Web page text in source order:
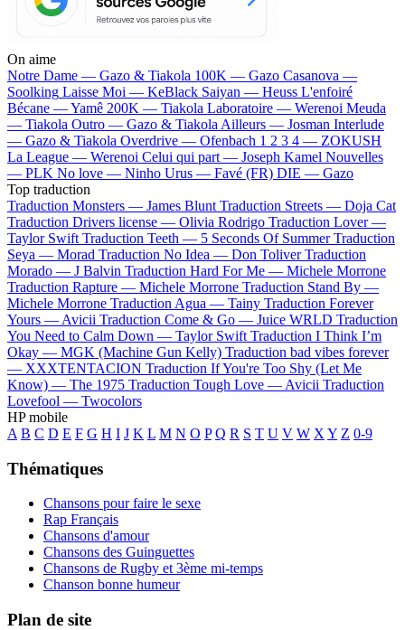
On aime
Notre Dame — Gazo & Tiakola 100K — Gazo Casanova —
Soolking Laisse Moi — KeBlack Saiyan — Heuss L'enfoiré
Bécane —Yamê 200K — Tiakola Laboratoire — Werenoi Meuda
— Tiakola Outro — Gazo & Tiakola Ailleurs — Josman Interlude
— Gazo & Tiakola Overdrive — Ofenbach 1 2 3 4 — ZOKUSH
La League — Werenoi Celui qui part — Joseph Kamel Nouvelles
— PLK No love — Ninho Urus — Favé (FR) DIE — Gazo
Top traduction
Traduction Monsters — James Blunt Traduction Streets — Doja Cat
Traduction Drivers license — Olivia Rodrigo Traduction Lover —
Taylor Swift Traduction Teeth — 5 Seconds Of Summer Traduction
Seya — Morad Traduction No Idea — Don Toliver Traduction
Morado — J Balvin Traduction Hard For Me — Michele Morrone
Traduction Rapture — Michele Morrone Traduction Stand By —
Michele Morrone Traduction Agua — Tainy Traduction Forever
Yours — Avicii Traduction Come & Go — Juice WRLD Traduction
You Need to Calm Down — Taylor Swift Traduction I Think I’m
Okay — MGK (Machine Gun Kelly) Traduction bad vibes forever
— XXXTENTACION Traduction If You're Too Shy (Let Me
Know) — The 1975 Traduction Tough Love — Avicii Traduction
Lovefool — Twocolors
HP mobile
A B C D E F G H I J K L M N O P Q R S T U V W X Y Z 0-9
Thématiques
Chansons pour faire le sexe
Rap Français
Chansons d'amour
Chansons des Guinguettes
Chansons de Rugby et 3ème mi-temps
Chanson bonne humeur
Plan de site